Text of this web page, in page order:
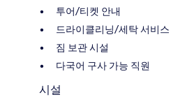
투어/티켓 안내
드라이클리닝/세탁 서비스
짐 보관 시설
다국어 구사 가능 직원
시설